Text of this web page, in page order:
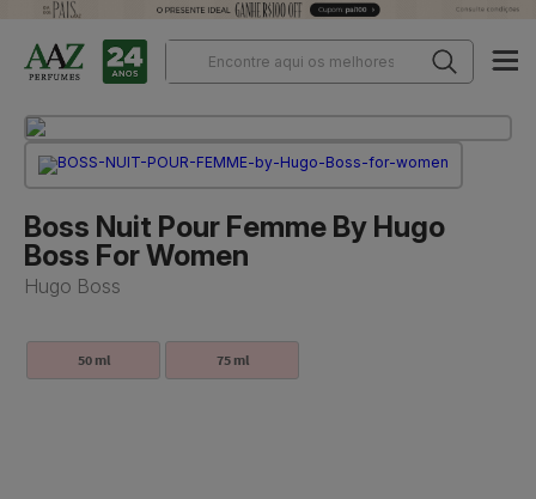
Boss Nuit Pour Femme By Hugo
Boss For Women
Hugo Boss
50 ml 75 ml